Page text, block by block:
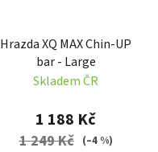
Hrazda XQ MAX Chin-UP
bar - Large
Skladem ČR
1 188 Kč
1 249 Kč (–4 %)